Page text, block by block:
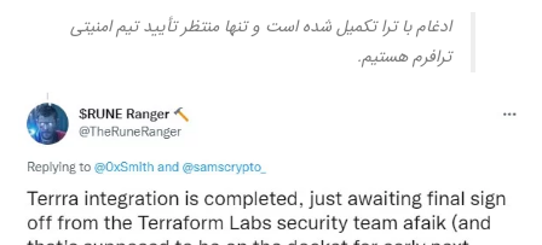
ادغام با ترا تکمیل شده است و تنها منتظر تأیید تیم امنیتی
ترافرم هستیم.